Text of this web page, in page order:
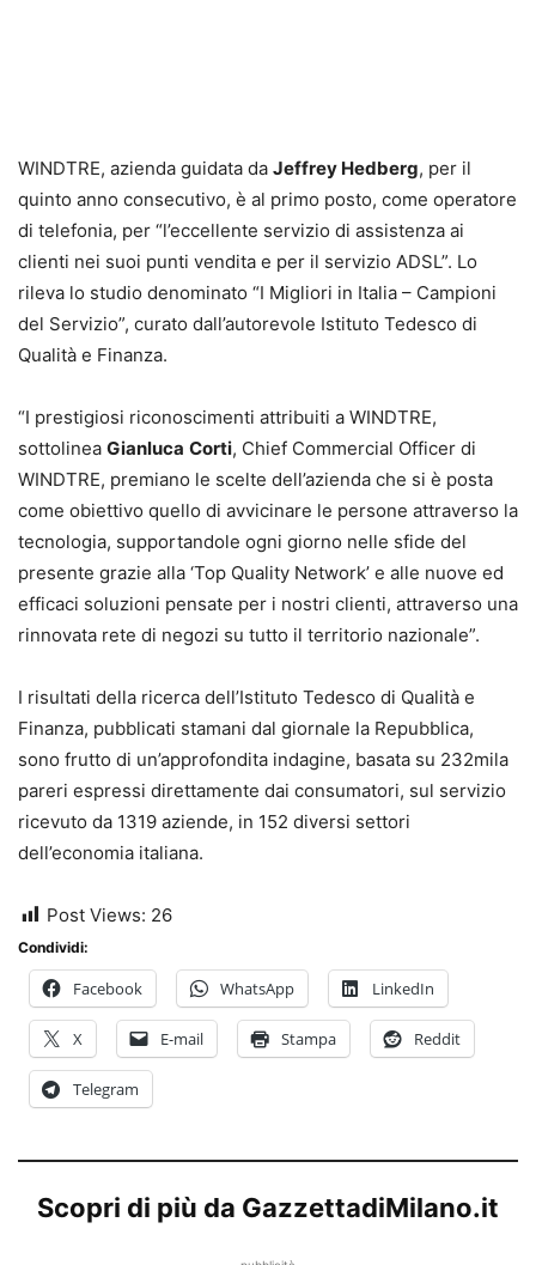
WINDTRE, azienda guidata da Jeffrey Hedberg, per il
quinto anno consecutivo, è al primo posto, come operatore
di telefonia, per “l’eccellente servizio di assistenza ai
clienti nei suoi punti vendita e per il servizio ADSL”. Lo
rileva lo studio denominato “I Migliori in Italia – Campioni
del Servizio”, curato dall’autorevole Istituto Tedesco di
Qualità e Finanza.
“I prestigiosi riconoscimenti attribuiti a WINDTRE,
sottolinea Gianluca Corti, Chief Commercial Officer di
WINDTRE, premiano le scelte dell’azienda che si è posta
come obiettivo quello di avvicinare le persone attraverso la
tecnologia, supportandole ogni giorno nelle sfide del
presente grazie alla ‘Top Quality Network’ e alle nuove ed
efficaci soluzioni pensate per i nostri clienti, attraverso una
rinnovata rete di negozi su tutto il territorio nazionale”.
I risultati della ricerca dell’Istituto Tedesco di Qualità e
Finanza, pubblicati stamani dal giornale la Repubblica,
sono frutto di un’approfondita indagine, basata su 232mila
pareri espressi direttamente dai consumatori, sul servizio
ricevuto da 1319 aziende, in 152 diversi settori
dell’economia italiana.
Post Views: 26
Condividi:
Facebook WhatsApp LinkedIn
X E-mail Stampa Reddit
Telegram
Scopri di più da GazzettadiMilano.it